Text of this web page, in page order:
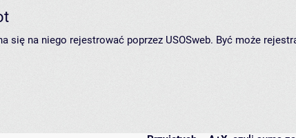
na niego rejestrować poprzez USOSweb. Być może